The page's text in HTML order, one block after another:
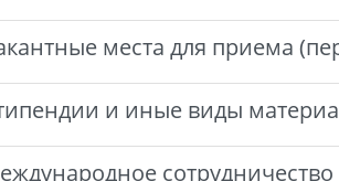
места для приема
и иные виды
сотрудничество